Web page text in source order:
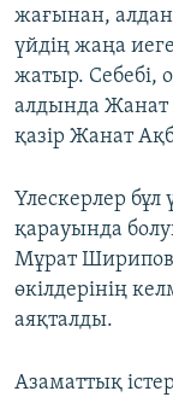
жағынан,
үйдің жаңа
жатыр. Себебі,
алдында Жанат
қазір Жанат
Үлескерлер
қарауында
Мұрат
өкілдерінің
аяқталды.
Азаматтық